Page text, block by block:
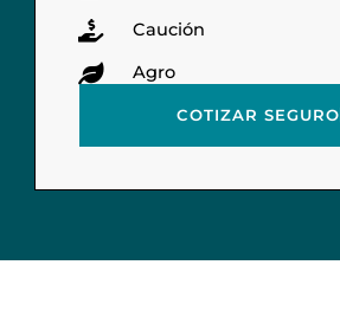
Caución
Agro
COTIZAR SEGURO